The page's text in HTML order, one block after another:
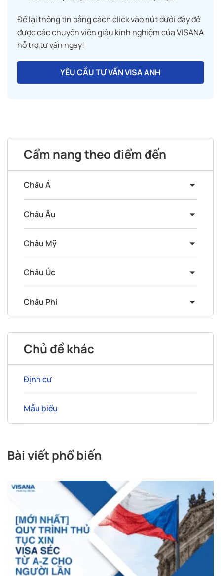
Để lại thông tin bằng cách click vào nút dưới đây để
được các chuyên viên giàu kinh nghiệm của VISANA
hỗ trợ tư vấn ngay!
YÊU CẦU TƯ VẤN VISA ANH
Cẩm nang theo điểm đến
Châu Á
Châu Âu
Châu Mỹ
Châu Úc
Châu Phi
Chủ đề khác
Định cư
Mẫu biểu
Bài viết phổ biến